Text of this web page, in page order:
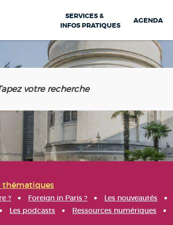
SERVICES &
INFOS PRATIQUES
AGENDA
thématiques
? Foreign in Paris ? Les nouveautés
Les podcasts Ressources numériques